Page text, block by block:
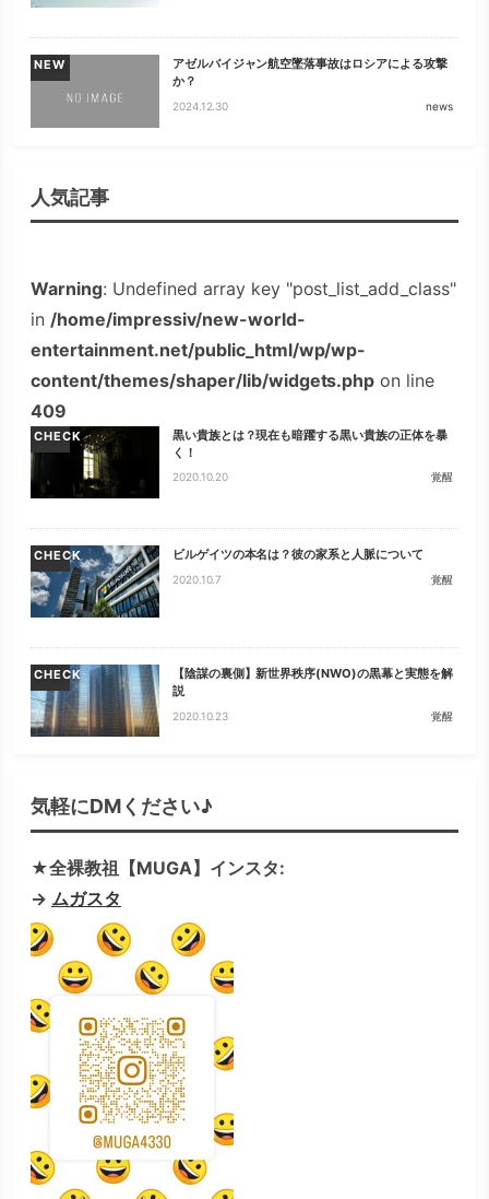
NEW
アゼルバイジャン航空墜落事故はロシアによる攻撃
か？
2024.12.30 news
人気記事
Warning: Undefined array key "post_list_add_class"
in /home/impressiv/new-world-
entertainment.net/public_html/wp/wp-
content/themes/shaper/lib/widgets.php on line
409
CHECK
黒い貴族とは？現在も暗躍する黒い貴族の正体を暴
く！
2020.10.20 覚醒
CHECK ビルゲイツの本名は？彼の家系と人脈について
2020.10.7 覚醒
CHECK
【陰謀の裏側】新世界秩序(NWO)の黒幕と実態を解
説
2020.10.23 覚醒
気軽にDMください♪
★全裸教祖【MUGA】インスタ:
→ ムガスタ